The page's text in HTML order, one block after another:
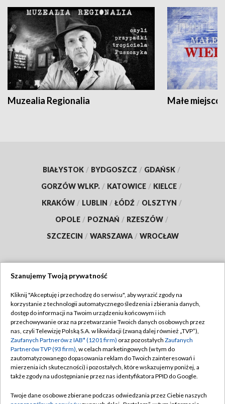
Muzealia Regionalia Małe
BIAŁYSTOK / BYDGOSZCZ / GDAŃSK /
GORZÓW WLKP. / KATOWICE / KIELCE /
KRAKÓW / LUBLIN / ŁÓDŹ / OLSZTYN /
OPOLE / POZNAŃ / RZESZÓW /
SZCZECIN / WARSZAWA / WROCŁAW
TVP
Abonament TVP
Emisja w TVP
Centrum informacji TVP
Naziemna Telewizja Cyfrowa
Regulamin TVP
Polityka prywatności
Moje zgody
Pomoc
Szanujemy Twoją prywatność
Kliknij "Akceptuję i przechodzę do serwisu", aby wyrazić zgody na
korzystanie z technologii automatycznego śledzenia i zbierania danych,
dostęp do informacji na Twoim urządzeniu końcowym i ich
przechowywanie oraz na przetwarzanie Twoich danych osobowych przez
nas, czyli Telewizję Polską S.A. w likwidacji (zwaną dalej również „TVP”),
Zaufanych Partnerów z IAB* (1201 firm) oraz pozostałych Zaufanych
Partnerów TVP (93 firm), w celach marketingowych (w tym do
zautomatyzowanego dopasowania reklam do Twoich zainteresowań i
mierzenia ich skuteczności) i pozostałych, które wskazujemy poniżej, a
także zgody na udostępnianie przez nas identyfikatora PPID do Google.
Twoje dane osobowe zbierane podczas odwiedzania przez Ciebie naszych